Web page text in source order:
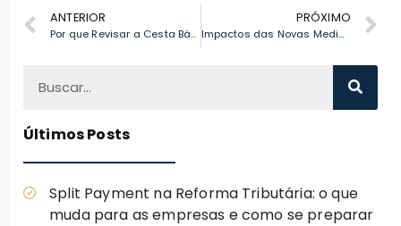
ANTERIOR
Por que Revisar a Cesta Básica e o Simples Nacional é Vital para a Economia Brasileira?
PRÓXIMO
Impactos das Novas Medidas Fiscais: O Que Muda com a Substituição do Aumento do IOF?
Últimos Posts
Split Payment na Reforma Tributária: o que
muda para as empresas e como se preparar